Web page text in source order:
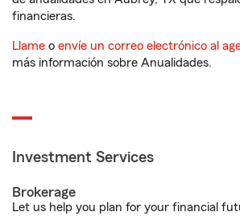
financieras.
Llame o envíe un correo electrónico al
más información sobre Anualidades.
Investment Services
Brokerage
Let us help you plan for your financial